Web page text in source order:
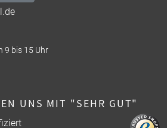
9 bis 15 Uhr
UNS MIT "SEHR GUT"